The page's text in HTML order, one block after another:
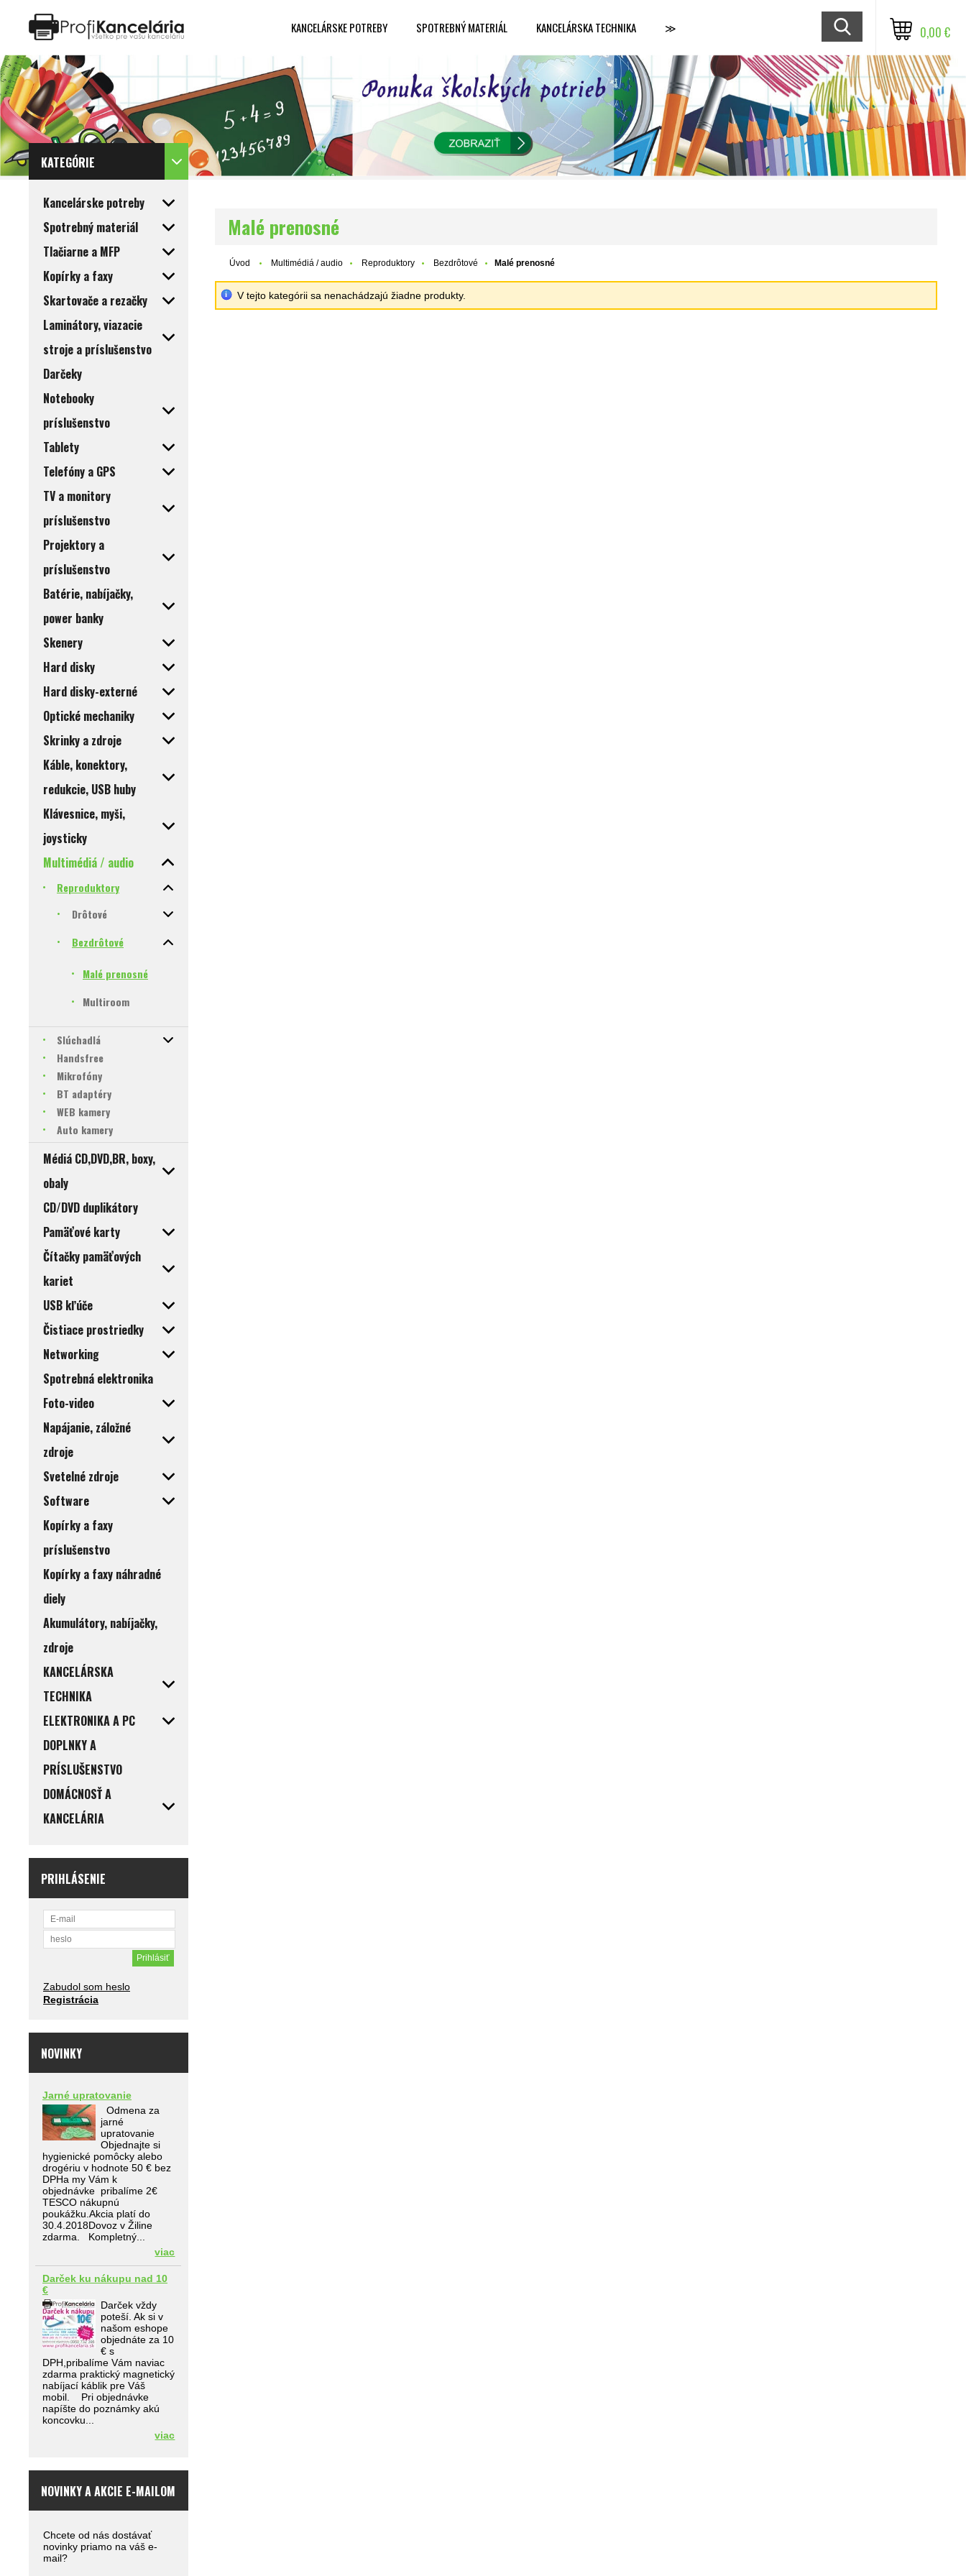
KANCELÁRSKE POTREBY SPOTREBNÝ MATERIÁL KANCELÁRSKA TECHNIKA ≫ 0,00 €
KATEGÓRIE
Kancelárske potreby
Spotrebný materiál
Tlačiarne a MFP
Kopírky a faxy
Skartovače a rezačky
Laminátory, viazacie
stroje a príslušenstvo
Darčeky
Notebooky
príslušenstvo
Tablety
Telefóny a GPS
TV a monitory
príslušenstvo
Projektory a
príslušenstvo
Batérie, nabíjačky,
power banky
Skenery
Hard disky
Hard disky-externé
Optické mechaniky
Skrinky a zdroje
Káble, konektory,
redukcie, USB huby
Klávesnice, myši,
joysticky
Multimédiá / audio
Reproduktory
Drôtové
Bezdrôtové
Malé prenosné
Multiroom
Slúchadlá
Handsfree
Mikrofóny
BT adaptéry
WEB kamery
Auto kamery
Médiá CD,DVD,BR, boxy,
obaly
CD/DVD duplikátory
Pamäťové karty
Čítačky pamäťových
kariet
USB kľúče
Čistiace prostriedky
Networking
Spotrebná elektronika
Foto-video
Napájanie, záložné
zdroje
Svetelné zdroje
Software
Kopírky a faxy
príslušenstvo
Kopírky a faxy náhradné
diely
Akumulátory, nabíjačky,
zdroje
KANCELÁRSKA
TECHNIKA
ELEKTRONIKA A PC
DOPLNKY A
PRÍSLUŠENSTVO
DOMÁCNOSŤ A
KANCELÁRIA
PRIHLÁSENIE
Zabudol som heslo
Registrácia
NOVINKY
Jarné upratovanie
Odmena za
jarné
upratovanie
Objednajte si
hygienické pomôcky alebo
drogériu v hodnote 50 € bez
DPHa my Vám k
objednávke pribalíme 2€
TESCO nákupnú
poukážku.Akcia platí do
30.4.2018Dovoz v Žiline
zdarma. Kompletný...
viac
Darček ku nákupu nad 10
€
Darček vždy
poteší. Ak si v
našom eshope
objednáte za 10
€ s
DPH,pribalíme Vám naviac
zdarma praktický magnetický
nabíjací káblik pre Váš
mobil. Pri objednávke
napíšte do poznámky akú
koncovku...
viac
NOVINKY A AKCIE E-MAILOM
Chcete od nás dostávať
novinky priamo na váš e-
mail?
Malé prenosné
Úvod Multimédiá / audio Reproduktory Bezdrôtové Malé prenosné
V tejto kategórii sa nenachádzajú žiadne produkty.
Katalóg internetových stránok